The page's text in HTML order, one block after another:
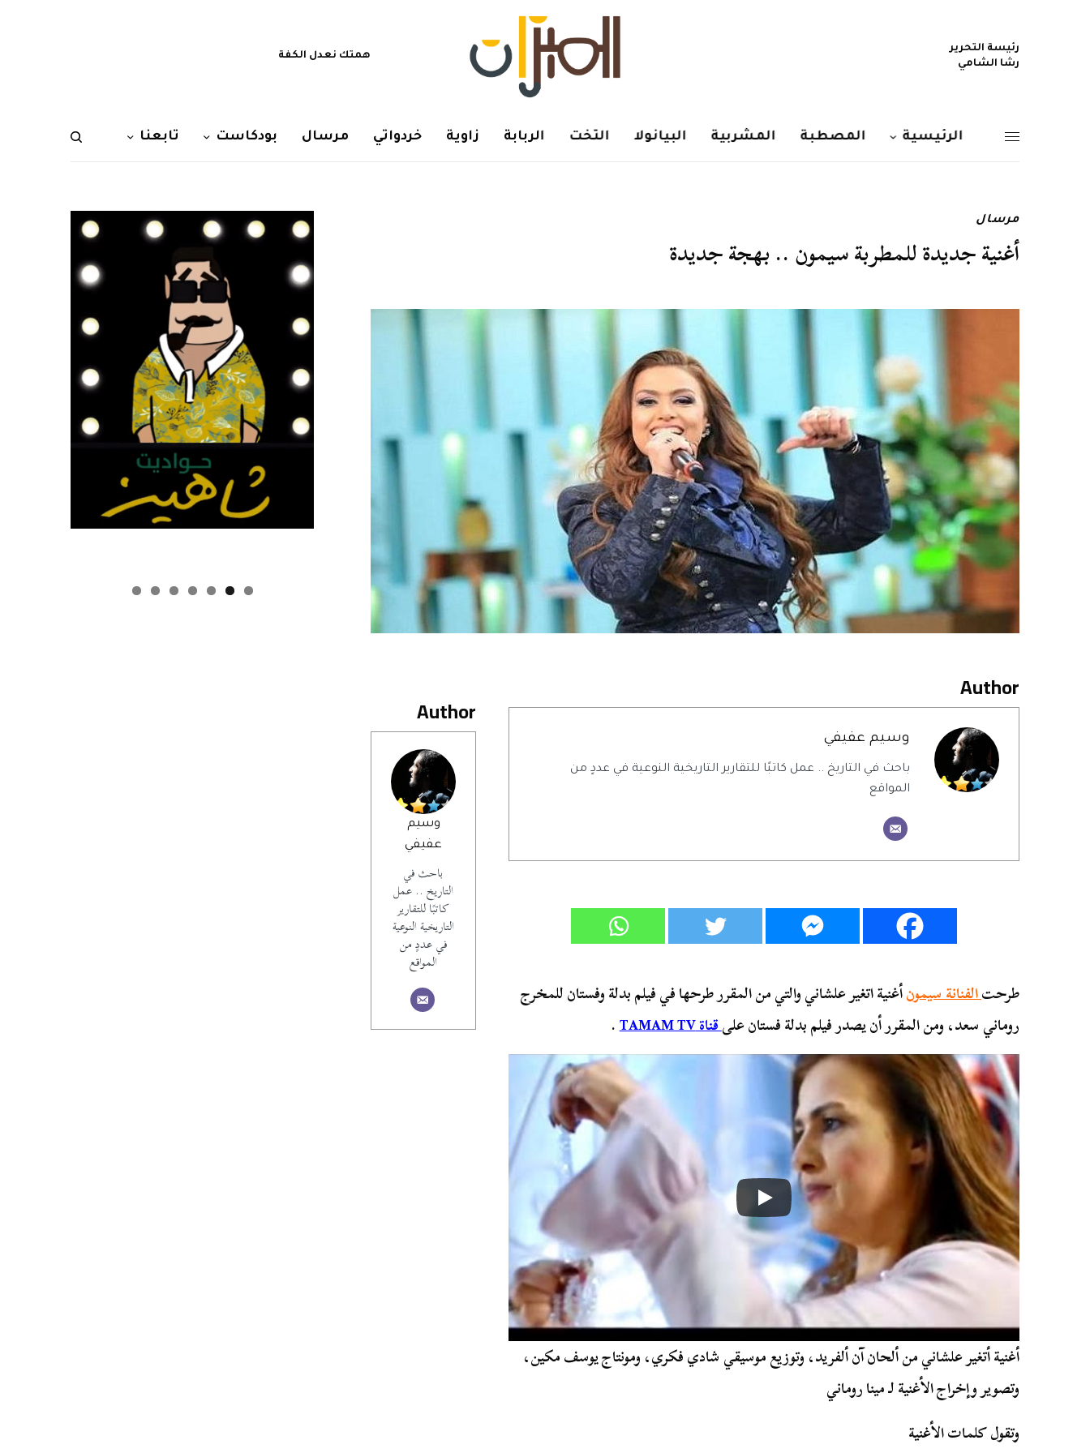
رئيسة التحرير
رشا الشامي
همتك نعدل الكفة
الرئيسية المصطبة المشربية البيانولا التخت الربابة زاوية خردواتي مرسال بودكاست تابعنا
مرسال
أغنية جديدة للمطربة سيمون .. بهجة جديدة
Author
وسيم
عفيفي
باحث في
التاريخ .. عمل
كاتبًا للتقارير
التاريخية النوعية
في عددٍ من
المواقع
Author
وسيم عفيفي
باحث في التاريخ .. عمل كاتبًا للتقارير التاريخية النوعية في عددٍ من
المواقع
طرحتالفنانة سيمونأغنية اتغير علشاني والتي من المقرر طرحها في فيلم بدلة وفستان للمخرج
روماني سعد، ومن المقرر أن يصدر فيلم بدلة فستان علىقناة TAMAM TV .
أغنية أتغير علشاني من ألحان آن ألفريد، وتوزيع موسيقي شادي فكري، ومونتاج يوسف مكين،
وتصوير وإخراج الأغنية لـ مينا روماني
وتقول كلمات الأغنية